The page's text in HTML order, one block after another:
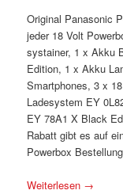
Original Panasonic
jeder 18 Volt
systainer, 1 x Akku
Edition, 1 x Akku
Smartphones, 3 x
Ladesystem EY
EY 78A1 X Black
Rabatt gibt es auf
Powerbox
Weiterlesen →